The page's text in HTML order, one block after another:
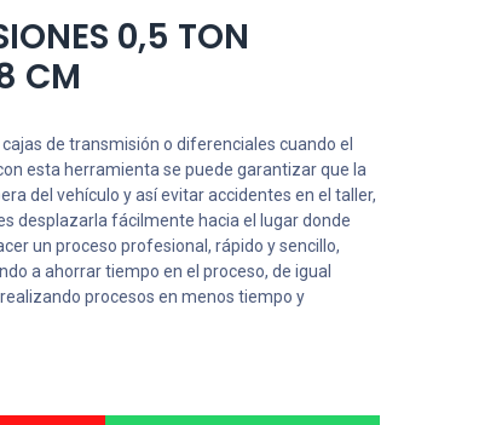
0,5 TON
CM
de transmisión o diferenciales cuando el
esta herramienta se puede garantizar que la
del vehículo y así evitar accidentes en el taller,
desplazarla fácilmente hacia el lugar donde
un proceso profesional, rápido y sencillo,
a ahorrar tiempo en el proceso, de igual
procesos en menos tiempo y